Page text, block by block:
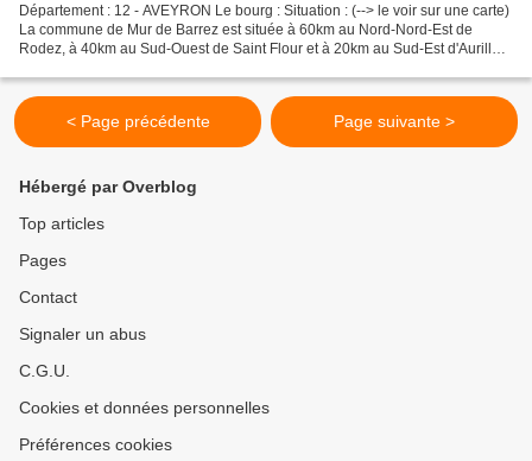
Département : 12 - AVEYRON Le bourg : Situation : (--> le voir sur une carte)
La commune de Mur de Barrez est située à 60km au Nord-Nord-Est de
Rodez, à 40km au Sud-Ouest de Saint Flour et à 20km au Sud-Est d'Aurillac.
< Page précédente Page suivante >
Hébergé par Overblog
Top articles
Pages
Contact
Signaler un abus
C.G.U.
Cookies et données personnelles
Préférences cookies